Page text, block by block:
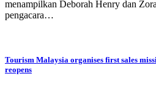
menampilkan Deborah Henry dan
pengacara…
Tourism Malaysia organises first sales
reopens